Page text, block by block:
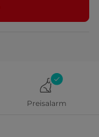
Preisalarm